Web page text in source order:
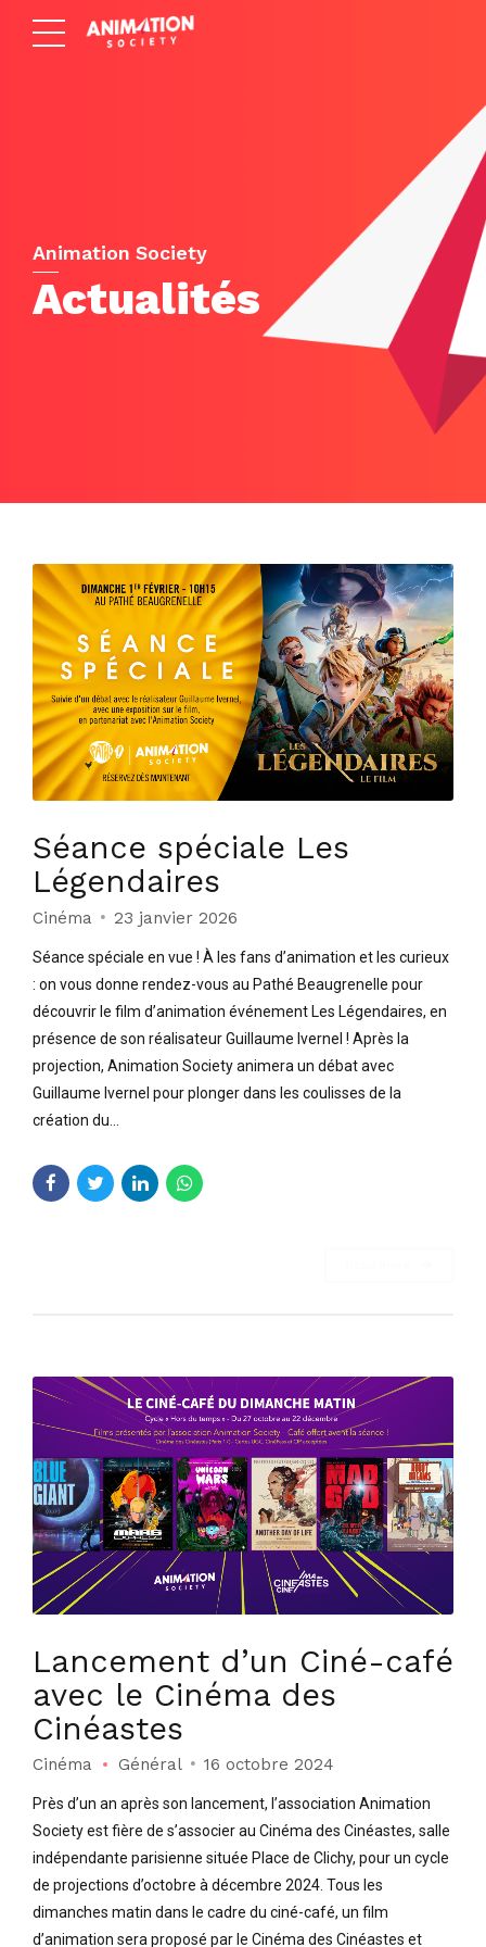
Animation Society
Actualités
Séance spéciale Les
Légendaires
Cinéma 23 janvier 2026
Séance spéciale en vue ! À les fans d’animation et les curieux
: on vous donne rendez-vous au Pathé Beaugrenelle pour
découvrir le film d’animation événement Les Légendaires, en
présence de son réalisateur Guillaume Ivernel ! Après la
projection, Animation Society animera un débat avec
Guillaume Ivernel pour plonger dans les coulisses de la
création du...
Lancement d’un Ciné-café
avec le Cinéma des
Cinéastes
Cinéma Général 16 octobre 2024
Près d’un an après son lancement, l’association Animation
Society est fière de s’associer au Cinéma des Cinéastes, salle
indépendante parisienne située Place de Clichy, pour un cycle
de projections d’octobre à décembre 2024. Tous les
dimanches matin dans le cadre du ciné-café, un film
d’animation sera proposé par le Cinéma des Cinéastes et